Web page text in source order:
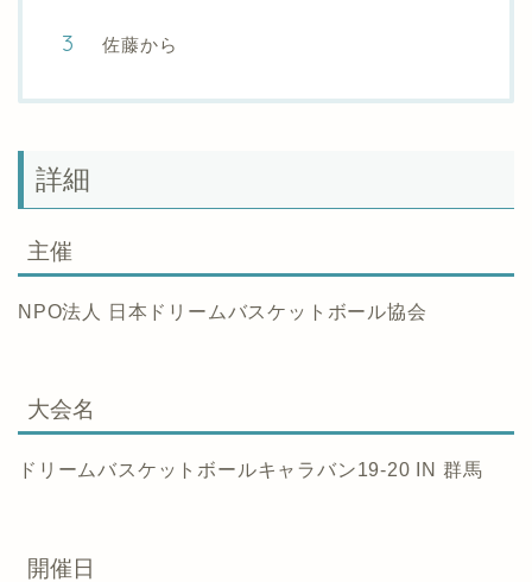
佐藤から
詳細
主催
NPO法人 日本ドリームバスケットボール協会
大会名
ドリームバスケットボールキャラバン19-20 IN 群馬
開催日